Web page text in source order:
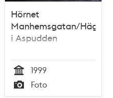
Hörnet
Manhemsgatan/
i Aspudden
Tid
1999
Typ
Foto